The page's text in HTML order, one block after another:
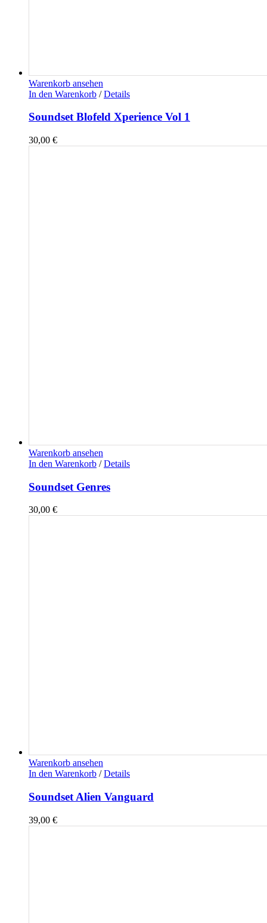
Warenkorb ansehen
In den Warenkorb / Details
Soundset Blofeld Xperience Vol 1
30,00 €
Warenkorb ansehen
In den Warenkorb / Details
Soundset Genres
30,00 €
Warenkorb ansehen
In den Warenkorb / Details
Soundset Alien Vanguard
39,00 €